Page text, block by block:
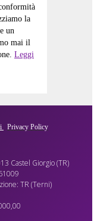
la
un
mai il
Leggi
Privacy Policy
Castel Giorgio (TR)
TR (Terni)